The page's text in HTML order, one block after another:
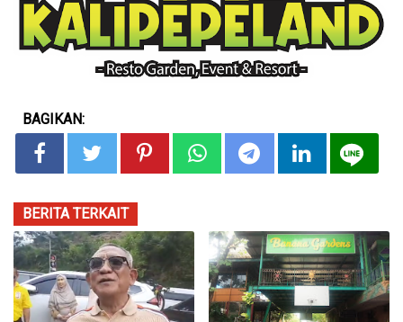
BAGIKAN:
BERITA TERKAIT